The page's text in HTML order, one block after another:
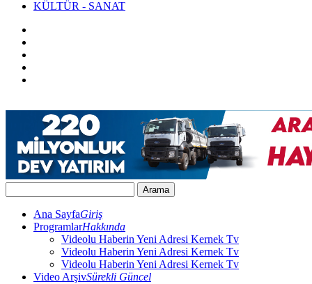
KÜLTÜR - SANAT
Ana SayfaGiriş
ProgramlarHakkında
Videolu Haberin Yeni Adresi Kernek Tv
Videolu Haberin Yeni Adresi Kernek Tv
Videolu Haberin Yeni Adresi Kernek Tv
Video ArşivSürekli Güncel